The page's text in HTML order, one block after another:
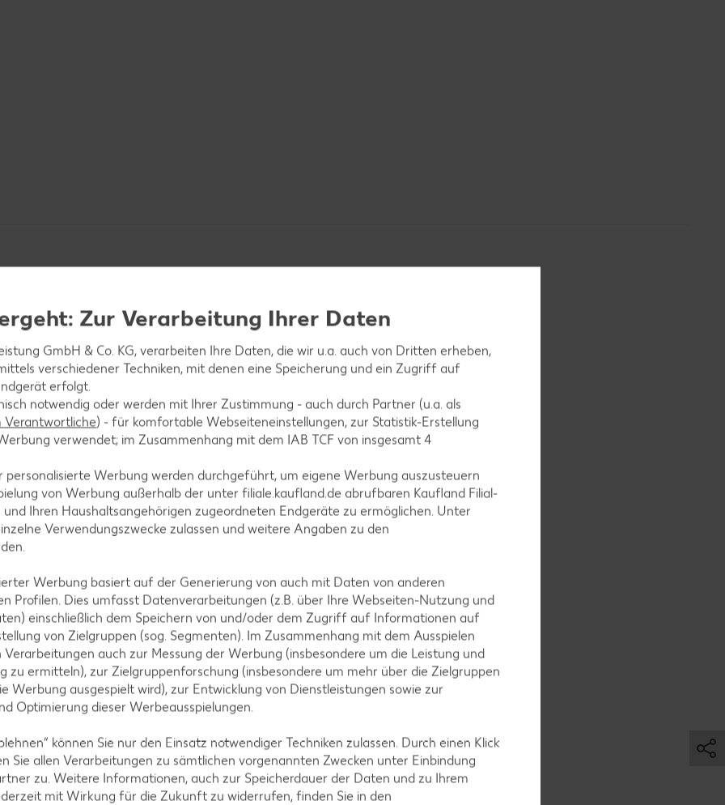
Pastinaken und Kartoffeln schälen und ebenfalls
Scheiben schneiden.
Öl 3 bis 5 Minuten anschwitzen und salzen. Mit
bei mittlerer Hitze circa 25 Minuten köcheln lassen.
Pfanne rösten.
abschmecken.
Zur Verarbeitung Ihrer Daten
GmbH & Co. KG, verarbeiten Ihre Daten, die wir u.a. auch von Dritten erheben,
verschiedener Techniken, mit denen eine Speicherung und ein Zugriff auf
erfolgt.
notwendig oder werden mit Ihrer Zustimmung - auch durch Partner (u.a. als
Verantwortliche) - für komfortable Webseiteneinstellungen, zur Statistik-Erstellung
verwendet; im Zusammenhang mit dem IAB TCF von insgesamt4
Werbung werden durchgeführt, um eigene Werbung auszusteuern
von Werbung außerhalb der unter filiale.kaufland.de abrufbaren Kaufland Filial-
Ihren Haushaltsangehörigen zugeordneten Endgeräte zu ermöglichen. Unter
Verwendungszwecke zulassen und weitere Angaben zu den
Werbung basiert auf der Generierung von auch mit Daten von anderen
Profilen. Dies umfasst Datenverarbeitungen (z.B. über Ihre Webseiten-Nutzung und
einschließlich dem Speichern von und/oder dem Zugriff auf Informationen auf
von Zielgruppen (sog. Segmenten). Im Zusammenhang mit dem Ausspielen
auch zur Messung der Werbung (insbesondere um die Leistung und
zu ermitteln), zur Zielgruppenforschung (insbesondere um mehr über die Zielgruppen
Werbung ausgespielt wird), zur Entwicklung von Dienstleistungen sowie zur
Optimierung dieser Werbeausspielungen.
können Sie nur den Einsatz notwendiger Techniken zulassen. Durch einen Klick
Sie allen Verarbeitungen zu sämtlichen vorgenannten Zwecken unter Einbindung
zu. Weitere Informationen, auch zur Speicherdauer der Daten und zu Ihrem
mit Wirkung für die Zukunft zu widerrufen, finden Sie in den